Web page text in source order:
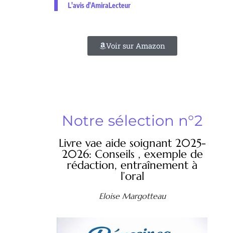
L'avis d'AmiraLecteur
Voir sur Amazon
Notre sélection n°2
Livre vae aide soignant 2025-
2026: Conseils , exemple de
rédaction, entraînement à
l’oral
Eloise Margotteau